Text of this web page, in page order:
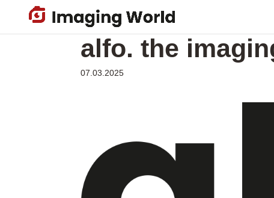
alfo. the
07.03.2025